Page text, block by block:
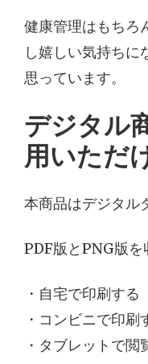
健康管理はもちろ
し嬉しい気持ちに
思っています。
デジタル
用いただ
本商品はデジタル
PDF版とPNG版を
・自宅で印刷する
・コンビニで印刷
・タブレットで閲